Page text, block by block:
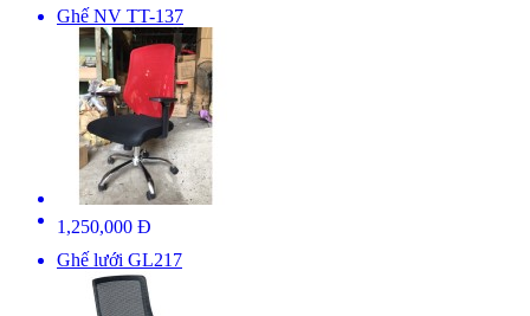
Ghế NV TT-137
1,250,000 Đ
Ghế lưới GL217